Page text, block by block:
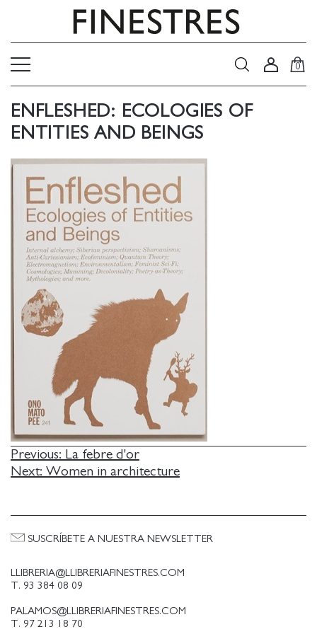
0
ENFLESHED: ECOLOGIES OF
ENTITIES AND BEINGS
NAVEGACIÓN
DE
Previous: La febre d'or
Next: Women in architecture
LLIBRERIA@LLIBRERIAFINESTRES.COM
T. 93 384 08 09
PALAMOS@LLIBRERIAFINESTRES.COM
T. 97 213 18 70
SUSCRÍBETE A NUESTRA NEWSLETTER